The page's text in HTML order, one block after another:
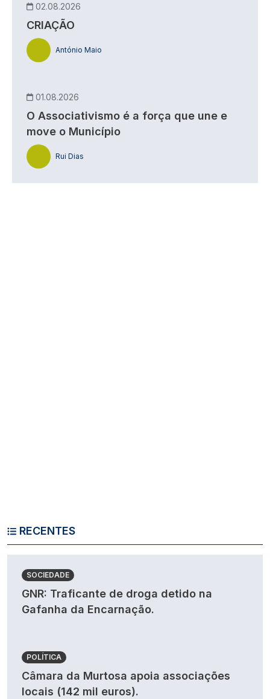
02.08.2026
CRIAÇÃO
António Maio
01.08.2026
O Associativismo é a força que une e
move o Município
Rui Dias
RECENTES
SOCIEDADE
GNR: Traficante de droga detido na
Gafanha da Encarnação.
POLÍTICA
Câmara da Murtosa apoia associações
locais (142 mil euros).